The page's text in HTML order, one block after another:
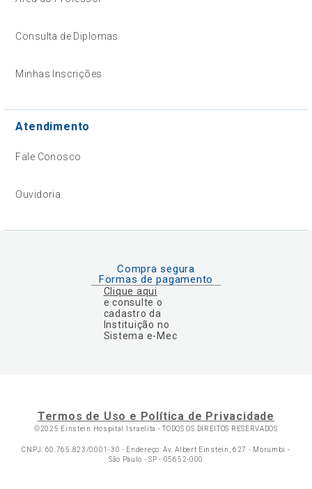
Consulta de Diplomas
Minhas Inscrições
Atendimento
Fale Conosco
Ouvidoria
Compra segura
Formas de pagamento
Clique aqui
e consulte o
cadastro da
Instituição no
Sistema e-Mec
Termos de Uso e Política de Privacidade
©2025 Einstein Hospital Israelita -TODOS OS DIREITOS RESERVADOS
CNPJ: 60.765.823/0001-30 - Endereço: Av. Albert Einstein, 627 - Morumbi -
São Paulo - SP - 05652-000